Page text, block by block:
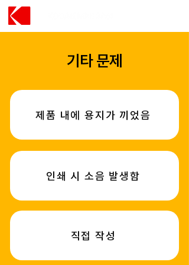
​기타 문제
제품 내에 용지가 끼었음
인쇄 시 소음 발생함
직접 작성